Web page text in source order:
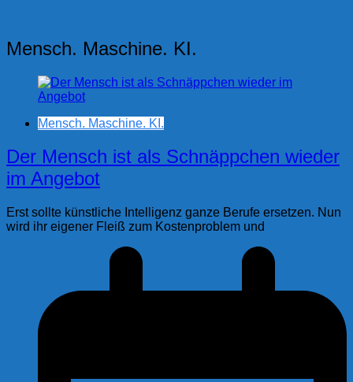
Mensch. Maschine. KI.
Mensch. Maschine. KI.
Der Mensch ist als Schnäppchen wieder
im Angebot
Erst sollte künstliche Intelligenz ganze Berufe ersetzen. Nun
wird ihr eigener Fleiß zum Kostenproblem und